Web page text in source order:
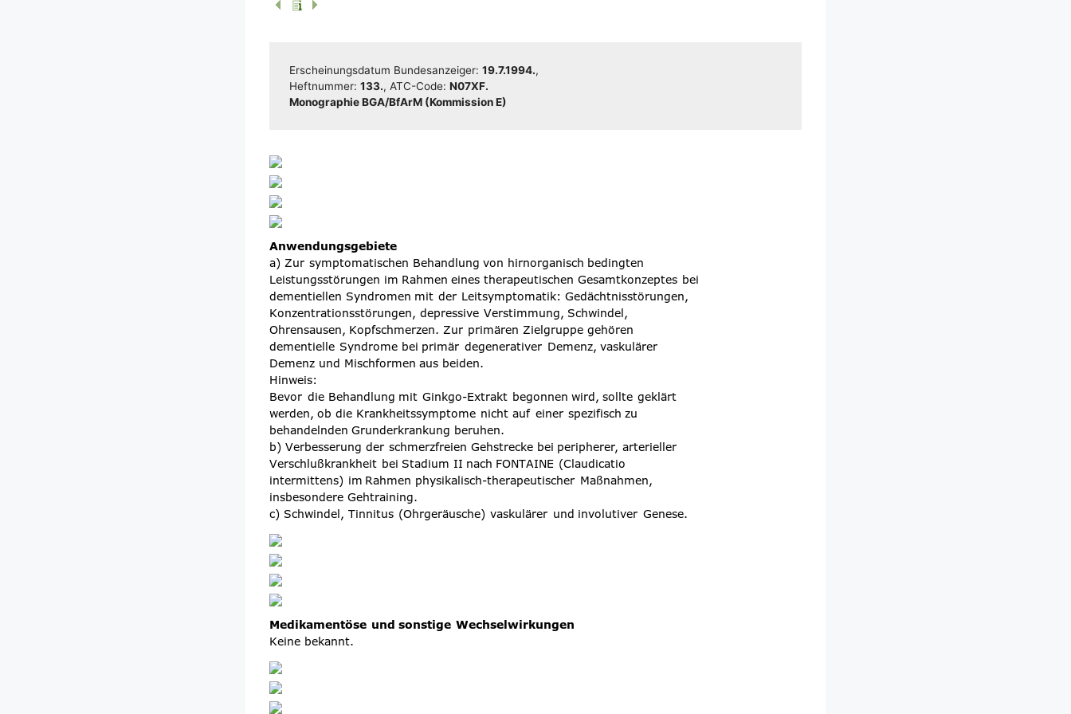
Erschei­nungs­da­tum Bun­des­an­zei­ger: 19.7.1994.,
Heft­num­mer: 133., ATC-Code: N07XF.
Mono­gra­phie BGA/​​BfArM (Kom­mis­si­on E)